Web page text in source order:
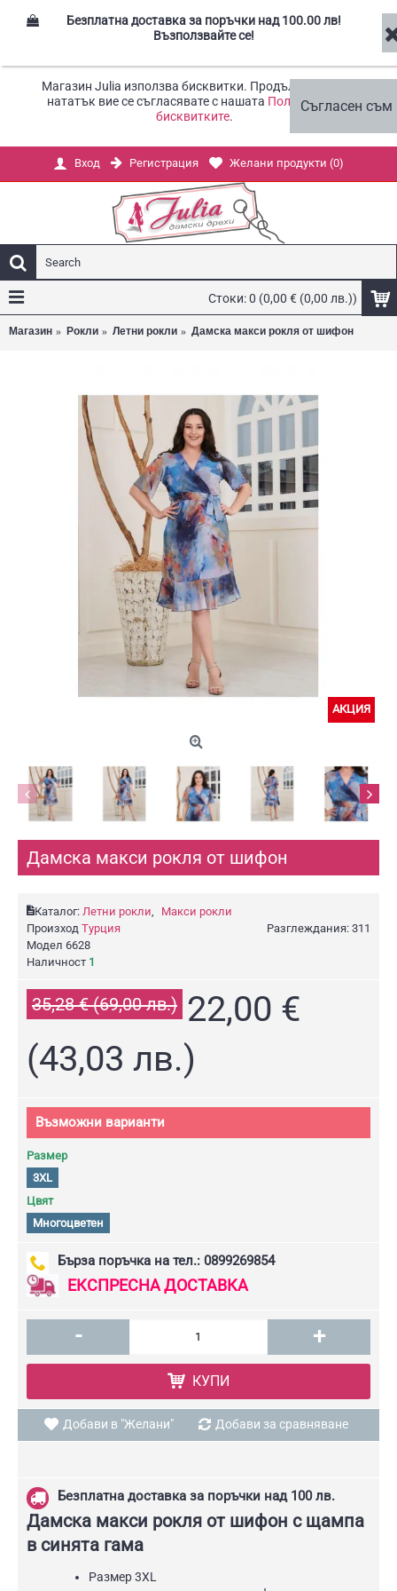
Безплатна доставка за поръчки над 100.00 лв!
Възползвайте се!
Магазин Julia използва бисквитки. Продължавайки
нататък вие се съгласявате с нашата Политика за
бисквитките.
Съгласен съм
Вход Регистрация Желани продукти (0)
Стоки: 0 (0,00 € (0,00 лв.))
Магазин Рокли Летни рокли Дамска макси рокля от шифон
АКЦИЯ
Дамска макси рокля от шифон
Каталог: Летни рокли
Макси рокли
Разглеждания: 311
Произход Турция
Модел 6628
Наличност 1
35,28 € (69,00 лв.) 22,00 €
(43,03 лв.)
Възможни варианти
Размер
3XL
Цвят
Многоцветен
Бърза поръчка на тел.: 0899269854
ЕКСПРЕСНА ДОСТАВКА
- +
КУПИ
Добави в "Желани" Добави за сравняване
Безплатна доставка за поръчки над 100 лв.
Дамска макси рокля от шифон с щампа
в синята гама
Размер 3XL